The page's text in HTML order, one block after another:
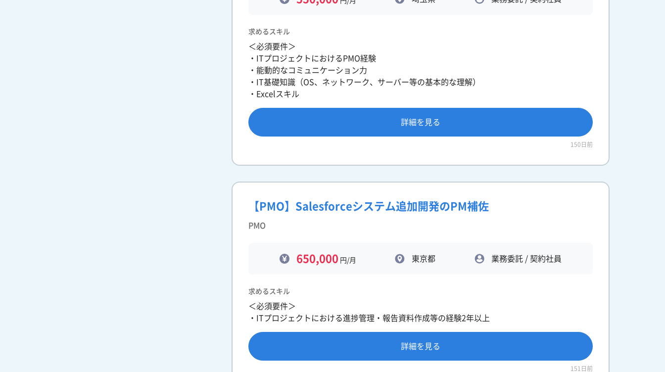
求めるスキル
＜必須要件＞
・ITプロジェクトにおけるPMO経験
・能動的なコミュニケーション力
・IT基礎知識（OS、ネットワーク、サーバー等の基本的な理解）
・Excelスキル
詳細を見る
150日前
【PMO】Salesforceシステム追加開発のPM補佐
PMO
650,000 円/月 東京都 業務委託 / 契約社員
求めるスキル
＜必須要件＞
・ITプロジェクトにおける進捗管理・報告資料作成等の経験2年以上
詳細を見る
151日前